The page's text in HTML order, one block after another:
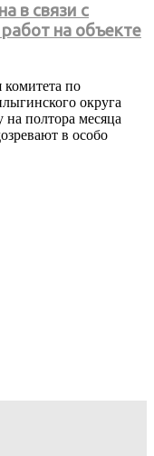
в связи с
на объекте
комитета по
округа
полтора месяца
в особо